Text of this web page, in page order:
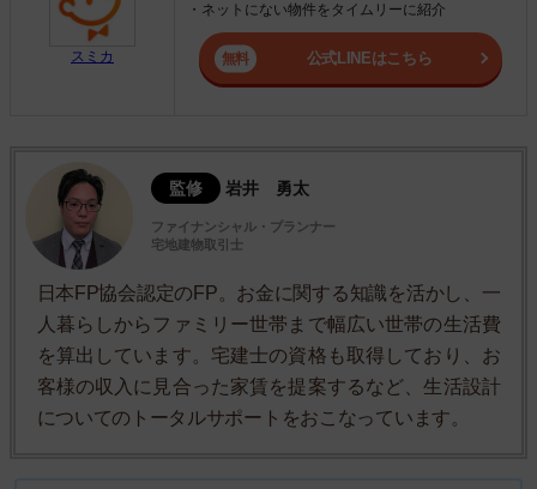
スミカ
・ネットにない物件をタイムリーに紹介
公式LINEはこちら
監修 岩井 勇太
ファイナンシャル・プランナー
宅地建物取引士
日本FP協会認定のFP。お金に関する知識を活かし、一
人暮らしからファミリー世帯まで幅広い世帯の生活費
を算出しています。宅建士の資格も取得しており、お
客様の収入に見合った家賃を提案するなど、生活設計
についてのトータルサポートをおこなっています。